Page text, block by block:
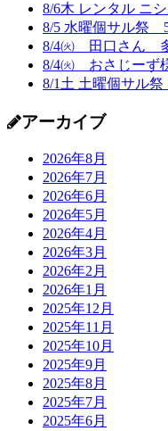
8/6木 レンタル ニ
8/5 水曜個サル祭
8/4㈫ 田口さん
8/4㈫ おさじーず
8/1土 土曜個サル祭
アーカイブ
2026年8月
2026年7月
2026年6月
2026年5月
2026年4月
2026年3月
2026年2月
2026年1月
2025年12月
2025年11月
2025年10月
2025年9月
2025年8月
2025年7月
2025年6月